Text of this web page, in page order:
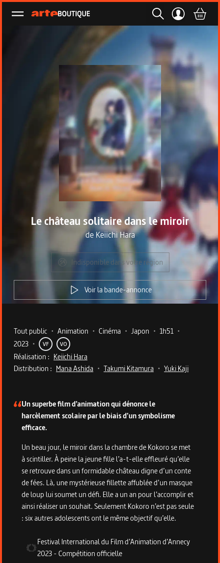
Ouvrir le menu
Le château solitaire dans le miroir
de Keiichi Hara
Indisponible dans votre région
Voir la bande-annonce
Metadata du programme
Tout public • Animation • Cinéma • Japon • 1h51 •
2023 • VF VO
Réalisation : Keiichi Hara
Distribution : Mana Ashida • Takumi Kitamura • Yuki Kaji
Un superbe film d’animation qui dénonce le
harcèlement scolaire par le biais d’un symbolisme
efficace.
Un beau jour, le miroir dans la chambre de Kokoro se met
à scintiller. À peine la jeune fille l’a-t-elle effleuré qu’elle
se retrouve dans un formidable château digne d’un conte
de fées. Là, une mystérieuse fillette affublée d’un masque
de loup lui soumet un défi. Elle a un an pour l’accomplir et
ainsi réaliser un souhait. Seulement Kokoro n’est pas seule
: six autres adolescents ont le même objectif qu’elle.
Festival International du Film d’Animation d’Annecy
2023-Compétition officielle